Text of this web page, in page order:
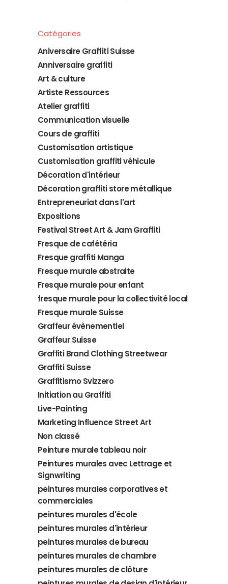
Catégories
Aniversaire Graffiti Suisse
Anniversaire graffiti
Art & culture
Artiste Ressources
Atelier graffiti
Communication visuelle
Cours de graffiti
Customisation artistique
Customisation graffiti véhicule
Décoration d'intérieur
Décoration graffiti store métallique
Entrepreneuriat dans l'art
Expositions
Festival Street Art & Jam Graffiti
Fresque de cafétéria
Fresque graffiti Manga
Fresque murale abstraite
Fresque murale pour enfant
fresque murale pour la collectivité local
Fresque murale Suisse
Graffeur évènementiel
Graffeur Suisse
Graffiti Brand Clothing Streetwear
Graffiti Suisse
Graffitismo Svizzero
Initiation au Graffiti
Live-Painting
Marketing Influence Street Art
Non classé
Peinture murale tableau noir
Peintures murales avec Lettrage et
Signwriting
peintures murales corporatives et
commerciales
peintures murales d'école
peintures murales d'intérieur
peintures murales de bureau
peintures murales de chambre
peintures murales de clôture